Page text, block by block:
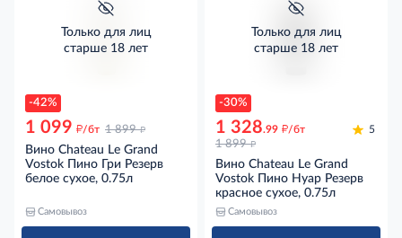
-42%
Только для лиц
старше 18 лет
1 099 д/бт 1 899 д
Вино Chateau Le Grand
Vostok Пино Гри Резерв
белое сухое, 0.75л
Самовывоз
-30%
Только для лиц
старше 18 лет
1 328.99 д/бт
1 899 д
5
Вино Chateau Le Grand
Vostok Пино Нуар Резерв
красное сухое, 0.75л
Самовывоз